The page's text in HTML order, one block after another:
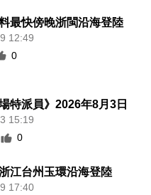
最快傍晚浙閩沿海登陸
12:49
0
特派員》2026年8月3日
15:19
0
江台州玉環沿海登陸
17:40